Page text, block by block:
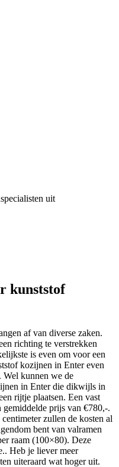
uit
kunststof
af van diverse zaken.
richting te verstrekken
is even om voor een
kozijnen in Enter even
Wel kunnen we de
in Enter die dikwijls in
rijtje plaatsen. Een vast
gemiddelde prijs van €780,-.
zullen de kosten al
bent van valramen
raam (100×80). Deze
Heb je liever meer
uiteraard wat hoger uit.